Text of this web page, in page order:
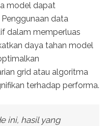
model dapat
data
dalam memperluas
daya tahan model
grid atau algoritma
terhadap performa.
ini, hasil yang